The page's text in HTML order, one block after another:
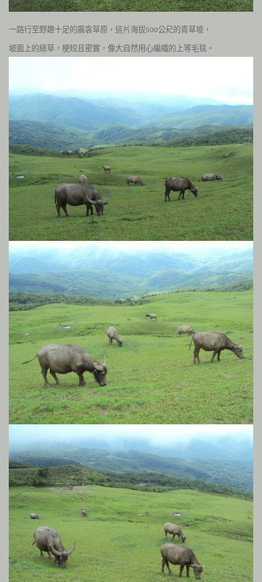
一路行至野趣十足的廣衾草原，這片海拔500公尺的青草坡，
坡面上的綠草，梗短且密實，像大自然用心編織的上等毛毯。